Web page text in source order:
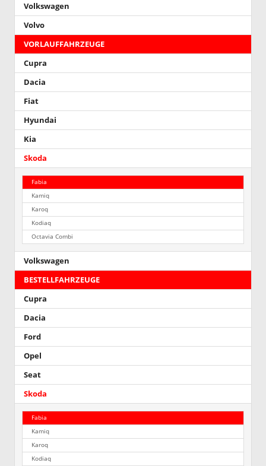
Volkswagen
Volvo
VORLAUFFAHRZEUGE
Cupra
Dacia
Fiat
Hyundai
Kia
Skoda
Fabia
Kamiq
Karoq
Kodiaq
Octavia Combi
Volkswagen
BESTELLFAHRZEUGE
Cupra
Dacia
Ford
Opel
Seat
Skoda
Fabia
Kamiq
Karoq
Kodiaq